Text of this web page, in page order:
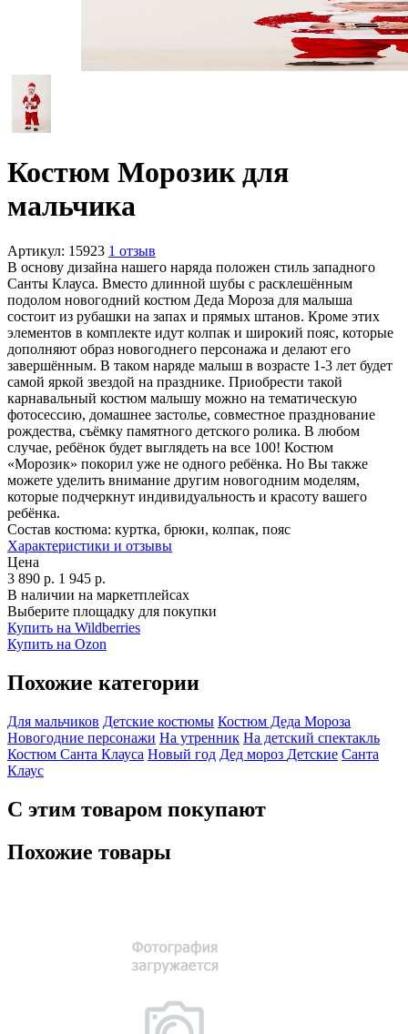
Костюм Морозик для
мальчика
Артикул: 15923 1 отзыв
В основу дизайна нашего наряда положен стиль западного
Санты Клауса. Вместо длинной шубы с расклешённым
подолом новогодний костюм Деда Мороза для малыша
состоит из рубашки на запах и прямых штанов. Кроме этих
элементов в комплекте идут колпак и широкий пояс, которые
дополняют образ новогоднего персонажа и делают его
завершённым. В таком наряде малыш в возрасте 1-3 лет будет
самой яркой звездой на празднике. Приобрести такой
карнавальный костюм малышу можно на тематическую
фотосессию, домашнее застолье, совместное празднование
рождества, съёмку памятного детского ролика. В любом
случае, ребёнок будет выглядеть на все 100! Костюм
«Морозик» покорил уже не одного ребёнка. Но Вы также
можете уделить внимание другим новогодним моделям,
которые подчеркнут индивидуальность и красоту вашего
ребёнка.
Состав костюма: куртка, брюки, колпак, пояс
Характеристики и отзывы
Цена
3 890 р. 1 945 р.
В наличии на маркетплейсах
Выберите площадку для покупки
Купить на Wildberries
Купить на Ozon
Похожие категории
Для мальчиков Детские костюмы Костюм Деда Мороза
Новогодние персонажи На утренник На детский спектакль
Костюм Санта Клауса Новый год Дед мороз Детские Санта
Клаус
С этим товаром покупают
Похожие товары